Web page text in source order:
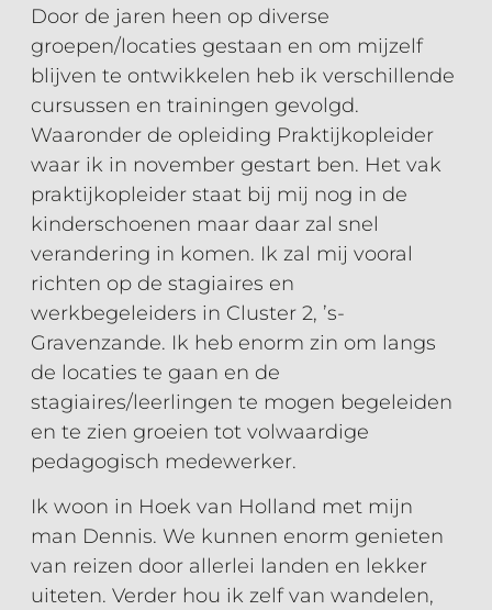
Door de jaren heen op diverse
groepen/locaties gestaan en om mijzelf
blijven te ontwikkelen heb ik verschillende
cursussen en trainingen gevolgd.
Waaronder de opleiding Praktijkopleider
waar ik in november gestart ben. Het vak
praktijkopleider staat bij mij nog in de
kinderschoenen maar daar zal snel
verandering in komen. Ik zal mij vooral
richten op de stagiaires en
werkbegeleiders in Cluster 2, ’s-
Gravenzande. Ik heb enorm zin om langs
de locaties te gaan en de
stagiaires/leerlingen te mogen begeleiden
en te zien groeien tot volwaardige
pedagogisch medewerker.
Ik woon in Hoek van Holland met mijn
man Dennis. We kunnen enorm genieten
van reizen door allerlei landen en lekker
uiteten. Verder hou ik zelf van wandelen,